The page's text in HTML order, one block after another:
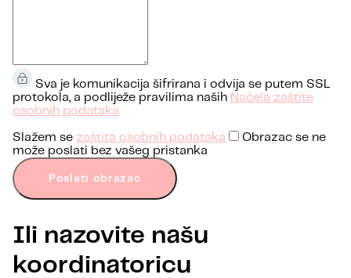
Sva je komunikacija šifrirana i odvija se putem SSL
protokola, a podliježe pravilima naših Načela zaštite
osobnih podataka
Slažem se zaštita osobnih podataka
Obrazac se ne
može poslati bez vašeg pristanka
Poslati obrazac
Ili nazovite našu
koordinatoricu